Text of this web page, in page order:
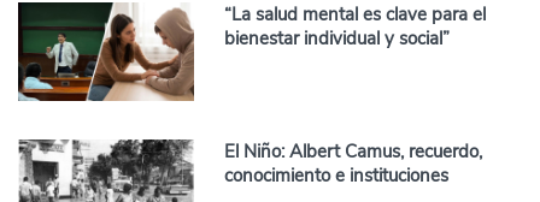
“La salud mental es clave para el
bienestar individual y social”
El Niño: Albert Camus, recuerdo,
conocimiento e instituciones